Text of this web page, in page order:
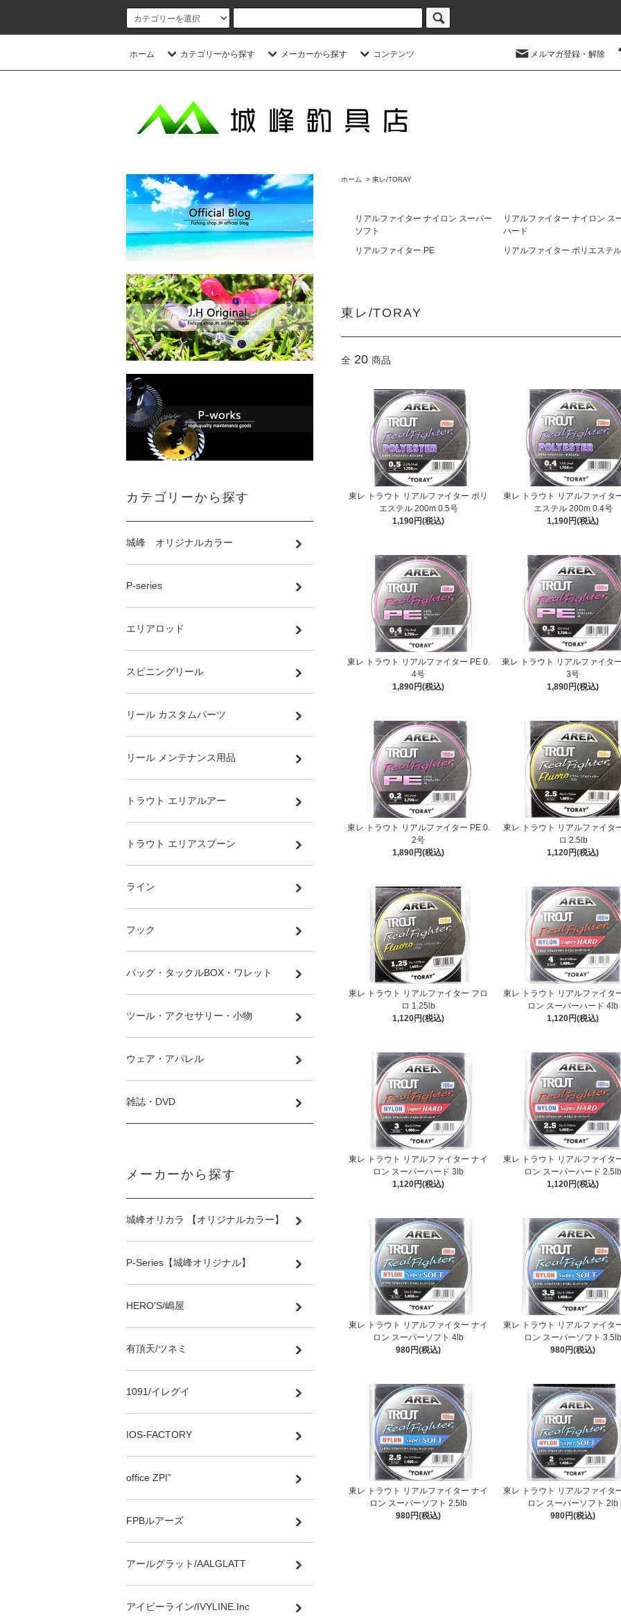
ホーム カテゴリーから探す メーカーから探す コンテンツ メルマガ登録・解除
ホーム > 東レ/TORAY
リアルファイター ナイロン スーパー
ソフト
リアルファイター ナイロン ス
ハード
リアルファイター PE リアルファイター ポリエステル
東レ/TORAY
全 20 商品
東レ トラウト リアルファイター ポリ
エステル 200m 0.5号
1,190円(税込)
東レ トラウト リアルファイタ
エステル 200m 0.4号
1,190円(税込)
東レ トラウト リアルファイター PE 0.
4号
1,890円(税込)
東レ トラウト リアルファイタ
3号
1,890円(税込)
東レ トラウト リアルファイター PE 0.
2号
1,890円(税込)
東レ トラウト リアルファイタ
ロ 2.5lb
1,120円(税込)
東レ トラウト リアルファイター フロ
ロ 1.25lb
1,120円(税込)
東レ トラウト リアルファイタ
ロン スーパーハード 4lb
1,120円(税込)
東レ トラウト リアルファイター ナイ
ロン スーパーハード 3lb
1,120円(税込)
東レ トラウト リアルファイタ
ロン スーパーハード 2.5lb
1,120円(税込)
東レ トラウト リアルファイター ナイ
ロン スーパーソフト 4lb
980円(税込)
東レ トラウト リアルファイタ
ロン スーパーソフト 3.5lb
980円(税込)
東レ トラウト リアルファイター ナイ
ロン スーパーソフト 2.5lb
980円(税込)
東レ トラウト リアルファイタ
ロン スーパーソフト 2lb
980円(税込)
カテゴリーから探す
城峰 オリジナルカラー
P-series
エリアロッド
スピニングリール
リール カスタムパーツ
リール メンテナンス用品
トラウト エリアルアー
トラウト エリアスプーン
ライン
フック
バッグ・タックルBOX・ワレット
ツール・アクセサリー・小物
ウェア・アパレル
雑誌・DVD
メーカーから探す
城峰オリカラ 【オリジナルカラー】
P-Series【城峰オリジナル】
HERO'S/嶋屋
有頂天/ツネミ
1091/イレグイ
IOS-FACTORY
office ZPI”
FPBルアーズ
アールグラット/AALGLATT
アイビーライン/IVYLINE.Inc